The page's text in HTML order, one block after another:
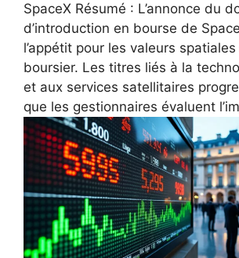
SpaceX Résumé : L’annonce du
d’introduction en bourse de
l’appétit pour les valeurs
boursier. Les titres liés à la
et aux services satellitaires
que les gestionnaires évaluent